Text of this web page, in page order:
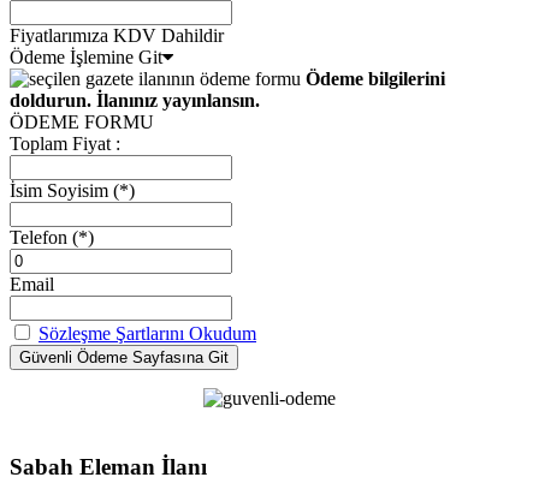
Fiyatlarımıza KDV Dahildir
Ödeme İşlemine Git
Ödeme bilgilerini
doldurun. İlanınız yayınlansın.
ÖDEME FORMU
Toplam Fiyat :
İsim Soyisim (*)
Telefon (*)
Email
Sözleşme Şartlarını Okudum
Sabah Eleman İlanı